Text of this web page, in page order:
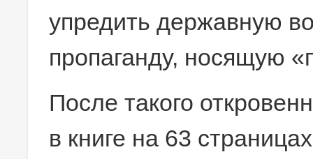
упредить державную
пропаганду, носящую
После такого
в книге на 63